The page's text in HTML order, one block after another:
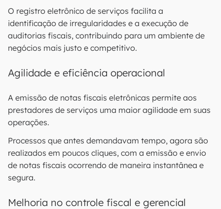
O registro eletrônico de serviços facilita a
identificação de irregularidades e a execução de
auditorias fiscais, contribuindo para um ambiente de
negócios mais justo e competitivo.
Agilidade e eficiência operacional
A emissão de notas fiscais eletrônicas permite aos
prestadores de serviços uma maior agilidade em suas
operações.
Processos que antes demandavam tempo, agora são
realizados em poucos cliques, com a emissão e envio
de notas fiscais ocorrendo de maneira instantânea e
segura.
Melhoria no controle fiscal e gerencial